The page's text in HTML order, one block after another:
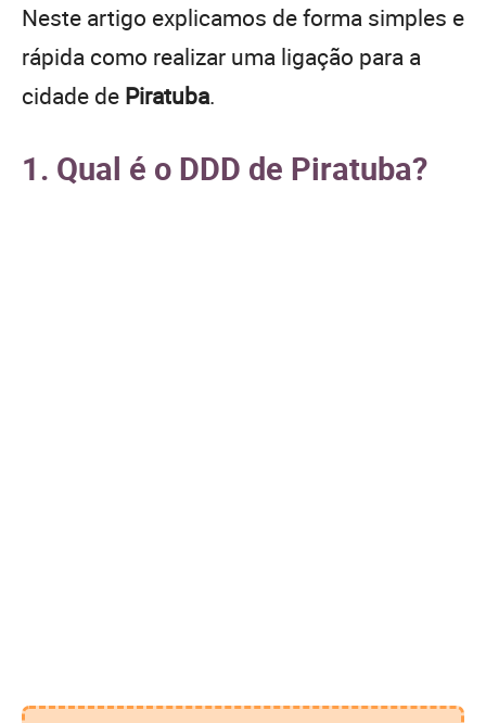
Neste artigo explicamos de forma simples e
rápida como realizar uma ligação para a
cidade de Piratuba.
1. Qual é o DDD de Piratuba?